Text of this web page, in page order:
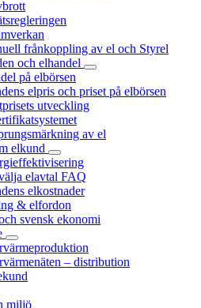
frånkoppling av el och Styrel
och elhandel
på elbörsen
elpris och priset på elbörsen
utveckling
av el
elkund
elavtal FAQ
elkostnader
& elfordon
svensk ekonomi
– distribution
miljö